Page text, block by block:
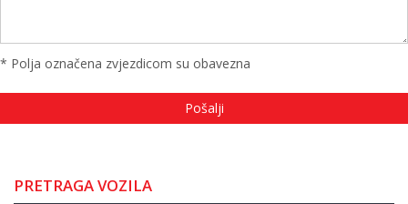
* Polja označena zvjezdicom su obavezna
PRETRAGA VOZILA